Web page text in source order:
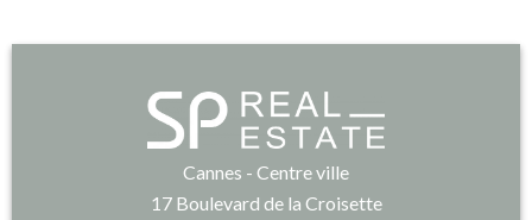
Cannes - Centre ville
17 Boulevard de la Croisette